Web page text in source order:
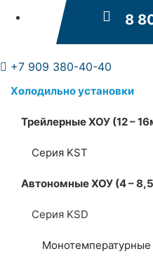
8
+7 909 380-40-40
Холодильно установки
Трейлерные ХОУ (12 –
Серия KST
Автономные ХОУ (4 –
Серия KSD
Монотемпературные